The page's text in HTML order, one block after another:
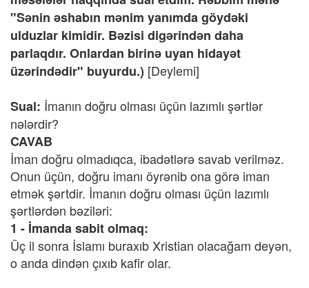
"Sənin əshabın mənim yanımda göydəki
ulduzlar kimidir. Bəzisi digərindən daha
parlaqdır. Onlardan birinə uyan hidayət
üzərindədir" buyurdu.) [Deylemi]
Sual: İmanın doğru olması üçün lazımlı şərtlər
nələrdir?
CAVAB
İman doğru olmadıqca, ibadətlərə savab verilməz.
Onun üçün, doğru imanı öyrənib ona görə iman
etmək şərtdir. İmanın doğru olması üçün lazımlı
şərtlərdən bəziləri:
1 - İmanda sabit olmaq:
Üç il sonra İslamı buraxıb Xristian olacağam deyən,
o anda dindən çıxıb kafir olar.